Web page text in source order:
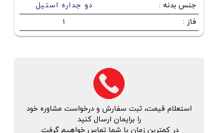
جنس بدنه :
دو جداره استیل
فاز :
1
استعلام قیمت، ثبت سفارش و درخواست مشاوره خود
را برایمان ارسال کنید
در کمترین زمان با شما تماس خواهیم گرفت.